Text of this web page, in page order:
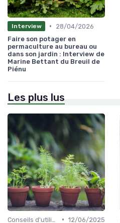
Interview •
28/04/2026
Faire son potager en
permaculture au bureau ou
dans son jardin : Interview de
Marine Bettant du Breuil de
Piénu
Les plus lus
• 12/06/2025